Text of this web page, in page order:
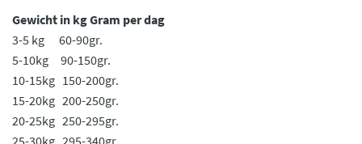
Gewicht in kg Gram per dag
3-5 kg 60-90gr.
5-10kg 90-150gr.
10-15kg 150-200gr.
15-20kg 200-250gr.
20-25kg 250-295gr.
25-30kg 295-340gr.